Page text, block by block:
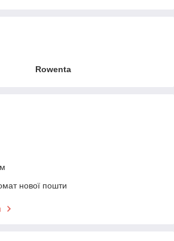
Rowenta
нової пошти